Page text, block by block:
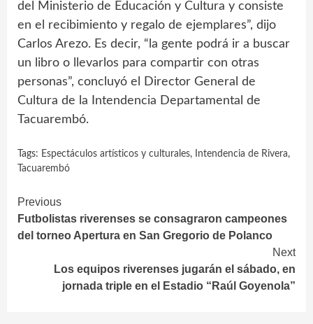
del Ministerio de Educación y Cultura y consiste
en el recibimiento y regalo de ejemplares”, dijo
Carlos Arezo. Es decir, “la gente podrá ir a buscar
un libro o llevarlos para compartir con otras
personas”, concluyó el Director General de
Cultura de la Intendencia Departamental de
Tacuarembó.
Tags: Espectáculos artísticos y culturales, Intendencia de Rivera,
Tacuarembó
Continue
Reading
Previous
Futbolistas riverenses se consagraron campeones
del torneo Apertura en San Gregorio de Polanco
Next
Los equipos riverenses jugarán el sábado, en
jornada triple en el Estadio “Raúl Goyenola”